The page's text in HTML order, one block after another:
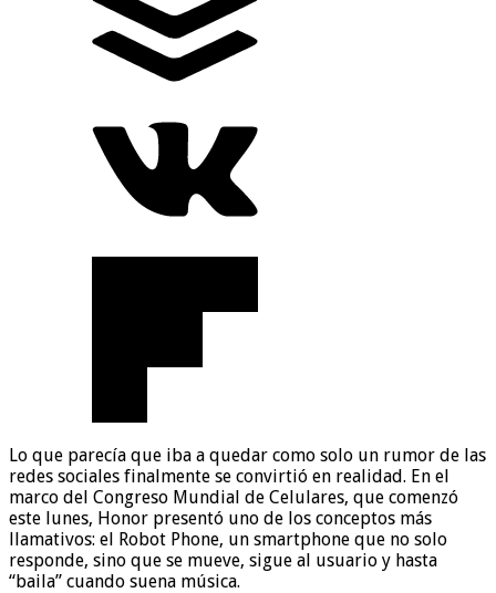
Lo que parecía que iba a quedar como solo un rumor de las
redes sociales finalmente se convirtió en realidad. En el
marco del Congreso Mundial de Celulares, que comenzó
este lunes, Honor presentó uno de los conceptos más
llamativos: el Robot Phone, un smartphone que no solo
responde, sino que se mueve, sigue al usuario y hasta
“baila” cuando suena música.